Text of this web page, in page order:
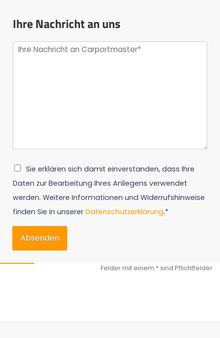
Ihre Nachricht an uns
Sie erklären sich damit einverstanden, dass Ihre
Daten zur Bearbeitung Ihres Anliegens verwendet
werden. Weitere Informationen und Widerrufshinweise
finden Sie in unserer Datenschutzerklärung.*
Absenden